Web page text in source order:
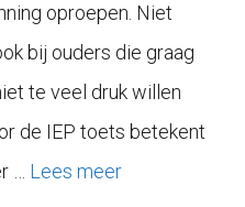
oproepen. Niet
bij ouders die graag
te veel druk willen
de IEP toets betekent
… Lees meer